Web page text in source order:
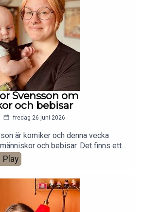
film Serietecknaren finns nu på
www.gardenfors.comSwish:
@gardenforsInstagram:
Svensson om
och bebisar
fredag 26 juni 2026
är komiker och denna vecka
och bebisar. Det finns ett
på 34 minuter för dig som donerar
till den här podden på Patreon:
arkivsamtalFestar! Ny
Gärdenfors och Anton
har andra standupgig i bl.a.
film Serietecknaren finns nu på
Play